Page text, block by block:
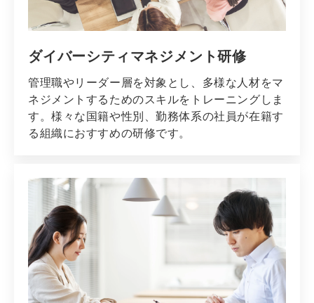
ダイバーシティマネジメント研修
管理職やリーダー層を対象とし、多様な人材をマ
ネジメントするためのスキルをトレーニングしま
す。様々な国籍や性別、勤務体系の社員が在籍す
る組織におすすめの研修です。